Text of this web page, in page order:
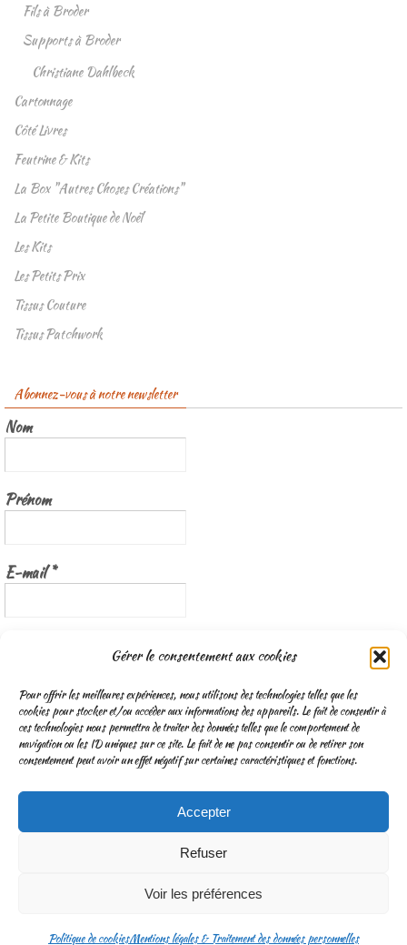
Gérer le consentement aux cookies
Pour offrir les meilleures expériences, nous utilisons des technologies telles que les
cookies pour stocker et/ou accéder aux informations des appareils. Le fait de consentir à
ces technologies nous permettra de traiter des données telles que le comportement de
navigation ou les ID uniques sur ce site. Le fait de ne pas consentir ou de retirer son
consentement peut avoir un effet négatif sur certaines caractéristiques et fonctions.
Accepter
Refuser
Voir les préférences
Politique de cookiesMentions légales & Traitement des données personnelles
Fils à Broder
Supports à Broder
Christiane Dahlbeck
Cartonnage
Côté Livres
Feutrine & Kits
La Box "Autres Choses Créations"
La Petite Boutique de Noël
Les Kits
Les Petits Prix
Tissus Couture
Tissus Patchwork
Abonnez-vous à notre newsletter
Nom
Prénom
E-mail*
Nous gardons vos données privées et ne les partageons qu’avec les
tierces parties qui rendent ce service possible.Lisez notre politique de
confidentialité
CGV
Mentions légales & Traitement des données personnelles